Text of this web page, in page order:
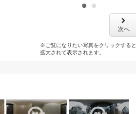
次へ
※ご覧になりたい写真をクリックすると
拡大されて表示されます。